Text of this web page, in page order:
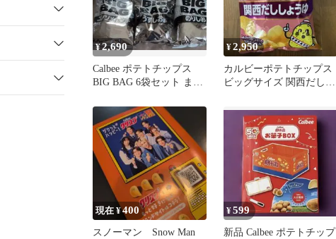
¥2,690
Calbee ポテトチップス
BIG BAG 6袋セット まと
¥2,950
カルビーポテトチップス
ビッグサイズ 関西だしし
現在 ¥400
スノーマン Snow Man
¥599
新品 Calbee ポテトチップ